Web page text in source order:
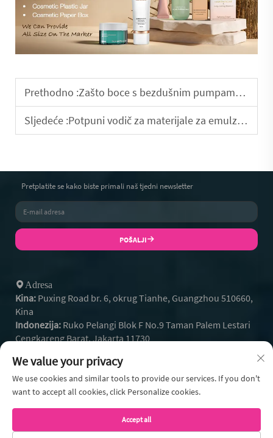
Prethodno :Zašto boce s bezdušnim pumpama produžavaju životni vijek proizvoda
Sljedeće :Potpuni vodič za materijale za emulzijske boce: PET, PP, PETG, HDPE i još mnogo toga
Pretplatite se kako biste primali naš tjedni newsletter
POŠALJI
Adresa
Kina: Puxing Road br. 6, okrug Tianhe, Guangzhou 510660,
Kina
Indonezija: Ruko Pelangi Blok F No.9 Taman Palem Lestari
Cengkareng Barat, Jakarta 11730
Whatsapp:+62 812-9504-2586
Email:[email protected]
We value your privacy
We use cookies and similar tools to provide our services. If you don't
want to accept all cookies, click Personalize cookies.
Accept all